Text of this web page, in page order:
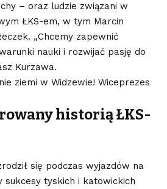
– oraz ludzie związani w
ŁKS-em, w tym Marcin
„Chcemy zapewnić
nauki i rozwijać pasję do
Kurzawa.
ziemi w Widzewie! Wiceprezes
historią ŁKS-
się podczas wyjazdów na
sukcesy tyskich i katowickich